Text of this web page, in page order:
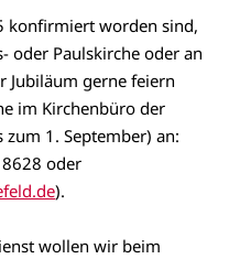
konfirmiert worden sind,
oder Paulskirche oder an
Jubiläum gerne feiern
im Kirchenbüro der
zum 1. September) an:
8628 oder
).
wollen wir beim